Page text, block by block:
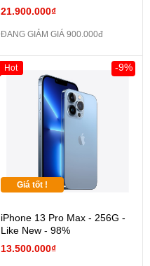
21.900.000₫
ĐANG GIẢM GIÁ 900.000đ
Giá tốt !
iPhone 13 Pro Max - 256G -
Like New - 98%
13.500.000₫
-9%
Hot